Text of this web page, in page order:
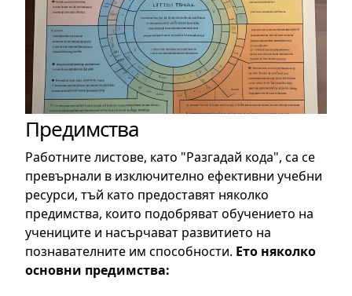
Предимства
Работните листове, като "Разгадай кода", са се
превърнали в изключително ефективни учебни
ресурси, тъй като предоставят няколко
предимства, които подобряват обучението на
учениците и насърчават развитието на
познавателните им способности. Ето няколко
основни предимства: